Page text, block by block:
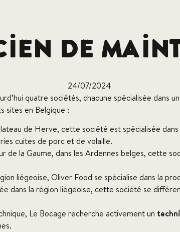
de
24/07/2024
quatre sociétés, chacune spécialisée dans
sites en Belgique :
de Herve, cette société est spécialisée
cuites de porc et de volaille.
de la Gaume, dans les Ardennes belges, cette
liégeoise, Oliver Food se spécialise dans la
dans la région liégeoise, cette société se
Le Bocage recherche activement un